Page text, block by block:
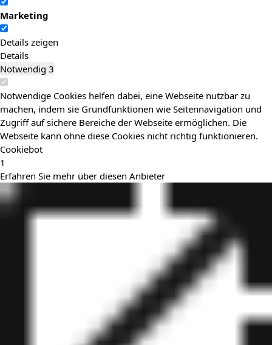
Marketing
Details zeigen
Details
Notwendig 3
Notwendige Cookies helfen dabei, eine Webseite nutzbar zu
machen, indem sie Grundfunktionen wie Seitennavigation und
Zugriff auf sichere Bereiche der Webseite ermöglichen. Die
Webseite kann ohne diese Cookies nicht richtig funktionieren.
Cookiebot
1
Erfahren Sie mehr über diesen Anbieter